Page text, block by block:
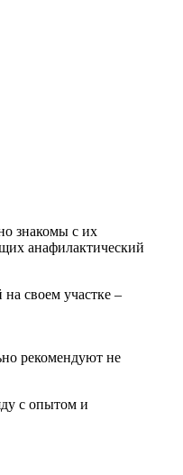
знакомы с их
анафилактический
своем участке –
рекомендуют не
с опытом и